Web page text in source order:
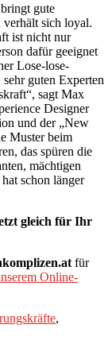
gute
verhält sich loyal.
ist nicht nur
dafür geeignet
Lose-lose-
guten Experten
sagt Max
Designer
und der „New
Muster beim
das spüren die
mächtigen
schon länger
gleich für Ihr
für
Online-
,